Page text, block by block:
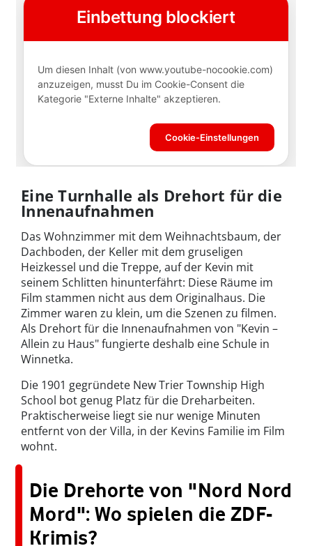
Eine Turnhalle als Drehort für die
Innenaufnahmen
Das Wohnzimmer mit dem Weihnachtsbaum, der
Dachboden, der Keller mit dem gruseligen
Heizkessel und die Treppe, auf der Kevin mit
seinem Schlitten hinunterfährt: Diese Räume im
Film stammen nicht aus dem Originalhaus. Die
Zimmer waren zu klein, um die Szenen zu filmen.
Als Drehort für die Innenaufnahmen von "Kevin –
Allein zu Haus" fungierte deshalb eine Schule in
Winnetka.
Die 1901 gegründete New Trier Township High
School bot genug Platz für die Dreharbeiten.
Praktischerweise liegt sie nur wenige Minuten
entfernt von der Villa, in der Kevins Familie im Film
wohnt.
Die Drehorte von "Nord Nord
Mord": Wo spielen die ZDF-
Krimis?